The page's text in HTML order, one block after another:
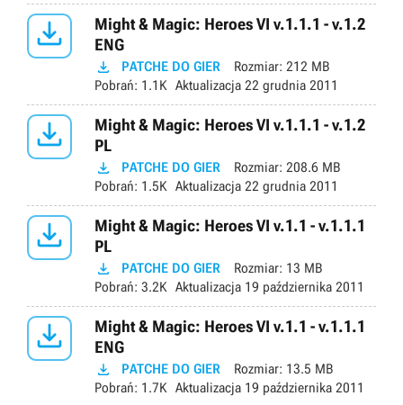

Might & Magic: Heroes VI v.1.1.1 - v.1.2
ENG
 PATCHE DO GIER Rozmiar: 212 MB
Pobrań: 1.1K Aktualizacja 22 grudnia 2011

Might & Magic: Heroes VI v.1.1.1 - v.1.2
PL
 PATCHE DO GIER Rozmiar: 208.6 MB
Pobrań: 1.5K Aktualizacja 22 grudnia 2011

Might & Magic: Heroes VI v.1.1 - v.1.1.1
PL
 PATCHE DO GIER Rozmiar: 13 MB
Pobrań: 3.2K Aktualizacja 19 października 2011

Might & Magic: Heroes VI v.1.1 - v.1.1.1
ENG
 PATCHE DO GIER Rozmiar: 13.5 MB
Pobrań: 1.7K Aktualizacja 19 października 2011